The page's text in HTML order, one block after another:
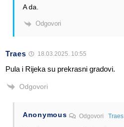
A da.
Odgovori
Traes 18.03.2025. 10:55
Pula i Rijeka su prekrasni gradovi.
Odgovori
Anonymous OdgovoriTraes